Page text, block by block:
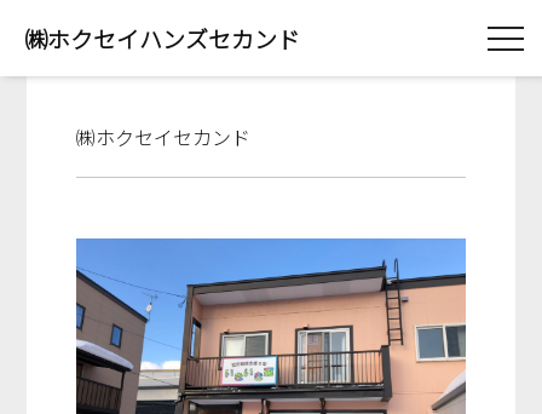
㈱ホクセイハンズセカンド
㈱ホクセイセカンド